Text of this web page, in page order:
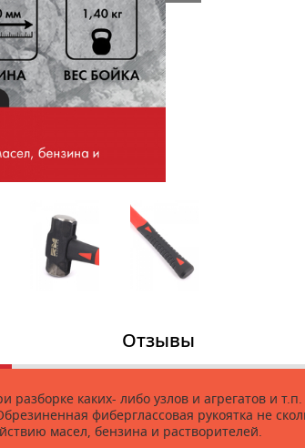
разборке каких- либо узлов и агрегатов
фиберглассовая рукоятка не
масел, бензина и растворителей.
Отзывы